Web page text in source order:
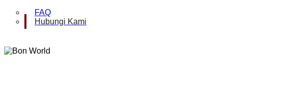
FAQ
Hubungi Kami